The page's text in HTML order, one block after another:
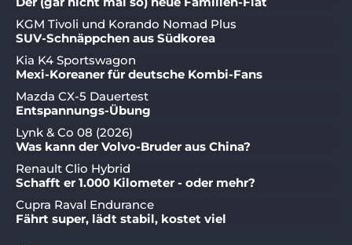
KGM Tivoli und Korando Nomad Plus
SUV-Schnäppchen aus Südkorea
Kia K4 Sportswagon
Mexi-Koreaner für deutsche Kombi-Fans
Mazda CX-5 Dauertest
Entspannungs-Übung
Lynk & Co 08 (2026)
Was kann der Volvo-Bruder aus China?
Renault Clio Hybrid
Schafft er 1.000 Kilometer - oder mehr?
Cupra Raval Endurance
Fährt super, lädt stabil, kostet viel